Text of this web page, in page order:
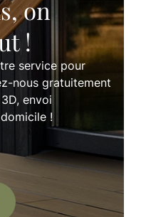
on
!
service pour
nous gratuitement
envoi
!